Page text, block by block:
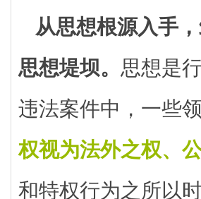
从思想根源入手
思想堤坝。 思想是
违法案件中，一些
权视为法外之权、
和特权行为之所以